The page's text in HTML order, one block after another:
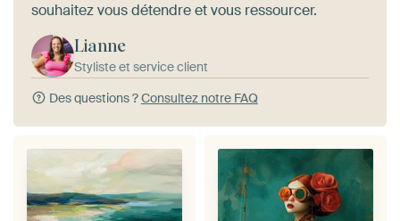
souhaitez vous détendre et vous ressourcer.
Lianne
Styliste et service client
Des questions ?Consultez notre FAQ